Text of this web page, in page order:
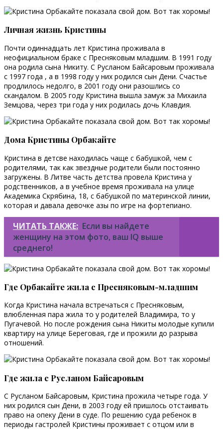
Личная жизнь Кристины
Почти одиннадцать лет Кристина проживала в
неофициальном браке с Пресняковым младшим. В 1991 году
она родила сына Никиту. С Русланом Байсаровым проживала
с 1997 года , а в 1998 году у них родился сын Дени. Счастье
продлилось недолго, в 2001 году они разошлись со
скандалом. В 2005 году Кристина вышла замуж за Михаила
Земцова, через три года у них родилась дочь Клавдия.
Дома Кристины Орбакайте
Кристина в детсве находилась чаще с бабушкой, чем с
родителями, так как звездные родители были постоянно
загружены. В Литве часть детства провела Кристина у
родственников, а в учебное время проживала на улице
Академика Скрябина, 18, с бабушкой по материнской линии,
которая и давала девочке азы по игре на фортепиано.
ЧИТАТЬ ТАКЖЕ: Если вы найдете
женщину на этом фото, ваш IQ выше
среднего!
Где Орбакайте жила с Пресняковым-младшим
Когда Кристина начала встречаться с Пресняковым,
влюбленная пара жила то у родителей Владимира, то у
Пугачевой. Но после рождения сына Никиты молодые купили
квартиру на улице Береговая, где и прожили до разрыва
отношений.
Где жила с Русланом Байсаровым
С Русланом Байсаровым, Кристина прожила четыре года. У
них родился сын Дени, в 2003 году ей пришлось отстаивать
право на опеку Дени в суде. По решению суда ребенок в
периоды гастролей Кристины проживает с отцом или в